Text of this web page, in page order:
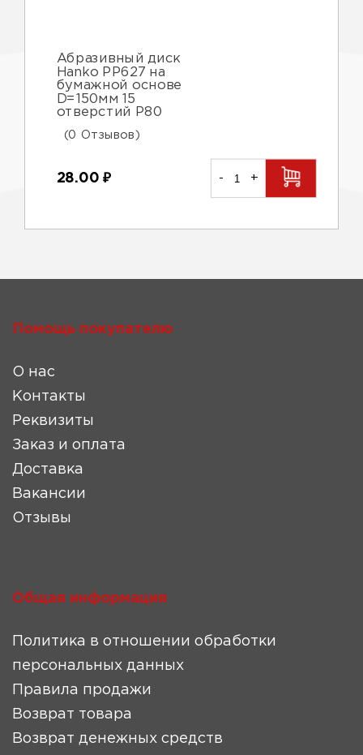
Абразивный диск
Hanko PP627 на
бумажной основе
D=150мм 15
отверстий Р80
(0 Отзывов)
28.00 ₽ - +
Помощь покупателю
О нас
Контакты
Реквизиты
Заказ и оплата
Доставка
Вакансии
Отзывы
Общая информация
Политика в отношении обработки
персональных данных
Правила продажи
Возврат товара
Возврат денежных средств